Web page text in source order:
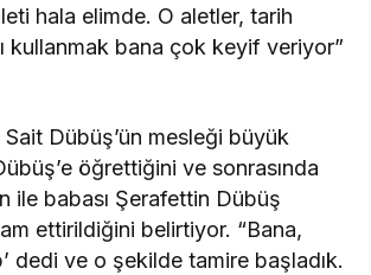
hala elimde. O aletler, tarih
kullanmak bana çok keyif veriyor”
Dübüş’ün mesleği büyük
öğrettiğini ve sonrasında
ile babası Şerafettin Dübüş
ettirildiğini belirtiyor. “Bana,
dedi ve o şekilde tamire başladık.